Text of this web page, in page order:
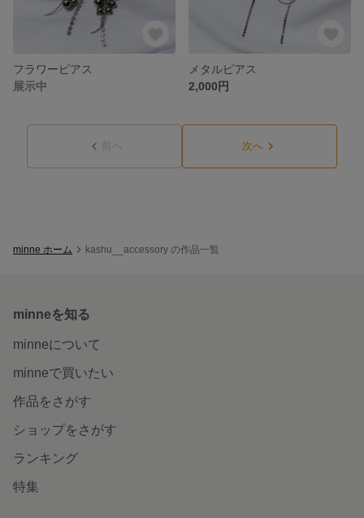
フラワーピアス
展示中
メタルピアス
2,000円
前へ 次へ
minne ホーム kashu__accessory の作品一覧
minneを知る
minneについて
minneで買いたい
作品をさがす
ショップをさがす
ランキング
特集